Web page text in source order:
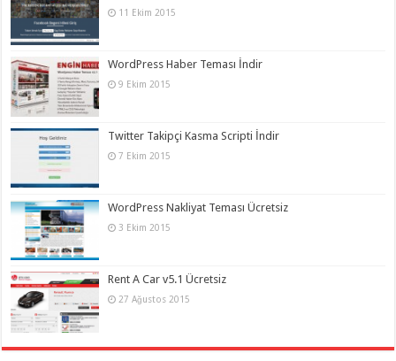
11 Ekim 2015
WordPress Haber Teması İndir
9 Ekim 2015
Twitter Takipçi Kasma Scripti İndir
7 Ekim 2015
WordPress Nakliyat Teması Ücretsiz
3 Ekim 2015
Rent A Car v5.1 Ücretsiz
27 Ağustos 2015